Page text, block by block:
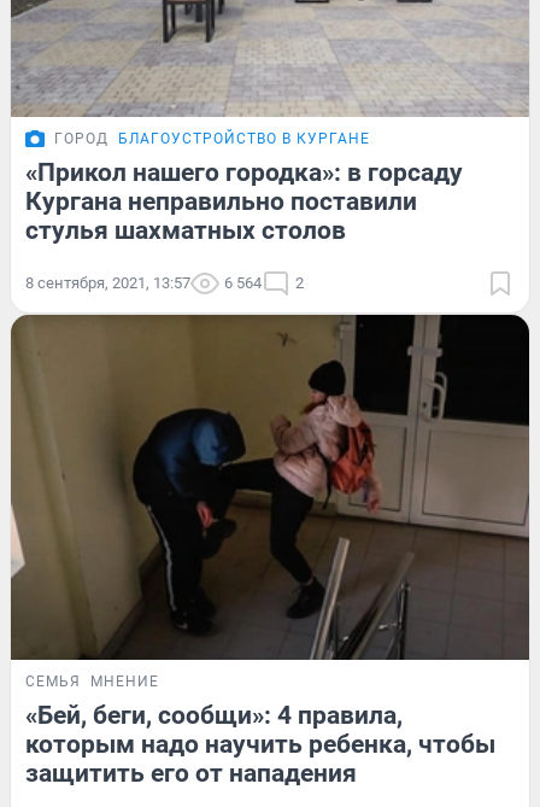
ГОРОД БЛАГОУСТРОЙСТВО В КУРГАНЕ
«Прикол нашего городка»: в горсаду
Кургана неправильно поставили
стулья шахматных столов
8 сентября, 2021, 13:57 6 564 2
СЕМЬЯ МНЕНИЕ
«Бей, беги, сообщи»: 4 правила,
которым надо научить ребенка, чтобы
защитить его от нападения